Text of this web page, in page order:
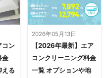
コン
金
える
2026年05月13日
【2026年最新】エア
コンクリーニング料金
一覧 オプションや地